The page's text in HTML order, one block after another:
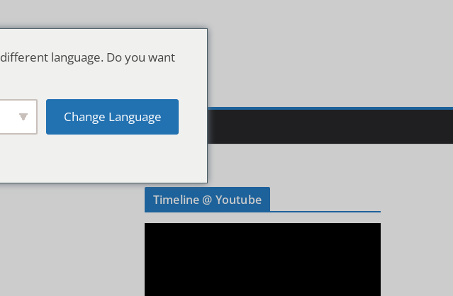
Timeline @ Youtube
language. Do you want
Change Language